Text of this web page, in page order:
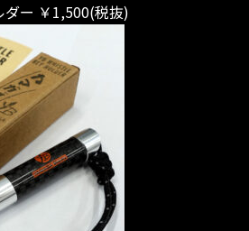
ダー ￥1,500(税抜)